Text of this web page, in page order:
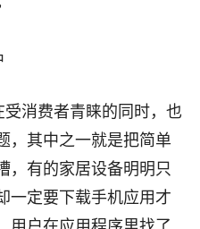
消费者青睐的同时，也
，其中之一就是把简单
，有的家居设备明明只
一定要下载手机应用才